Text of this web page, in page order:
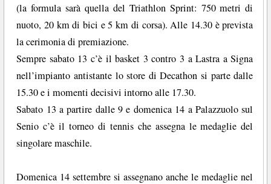
(la formula sarà quella del Triathlon Sprint: 750 metri di
nuoto, 20 km di bici e 5 km di corsa). Alle 14.30 è prevista
la cerimonia di premiazione.
Sempre sabato 13 c’è il basket 3 contro 3 a Lastra a Signa
nell’impianto antistante lo store di Decathon si parte dalle
15.30 e i momenti decisivi intorno alle 17.30.
Sabato 13 a partire dalle 9 e domenica 14 a Palazzuolo sul
Senio c’è il torneo di tennis che assegna le medaglie del
singolare maschile.
Domenica 14 settembre si assegnano anche le medaglie nel